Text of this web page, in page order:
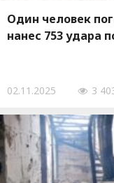
Один человек
нанес 753 удара
02.11.2025 3